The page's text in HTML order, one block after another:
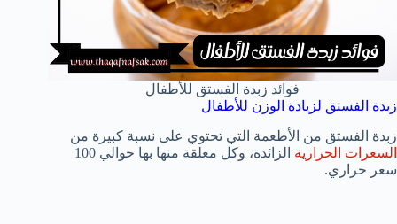
فوائد زبدة الفستق للأطفال
زبدة الفستق لزيادة الوزن للأطفال
زبدة الفستق من الأطعمة التي تحتوي على نسبة كبيرة من
السعرات الحرارية
الزائدة، وكل معلقة منها بها حوالي 100
سعر حراري.